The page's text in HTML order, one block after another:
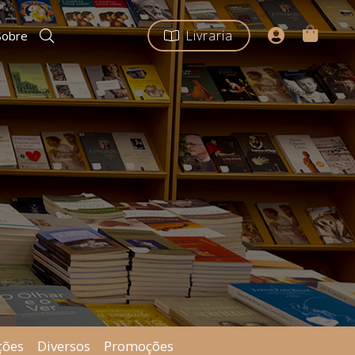
Livraria
Diversos Promoções